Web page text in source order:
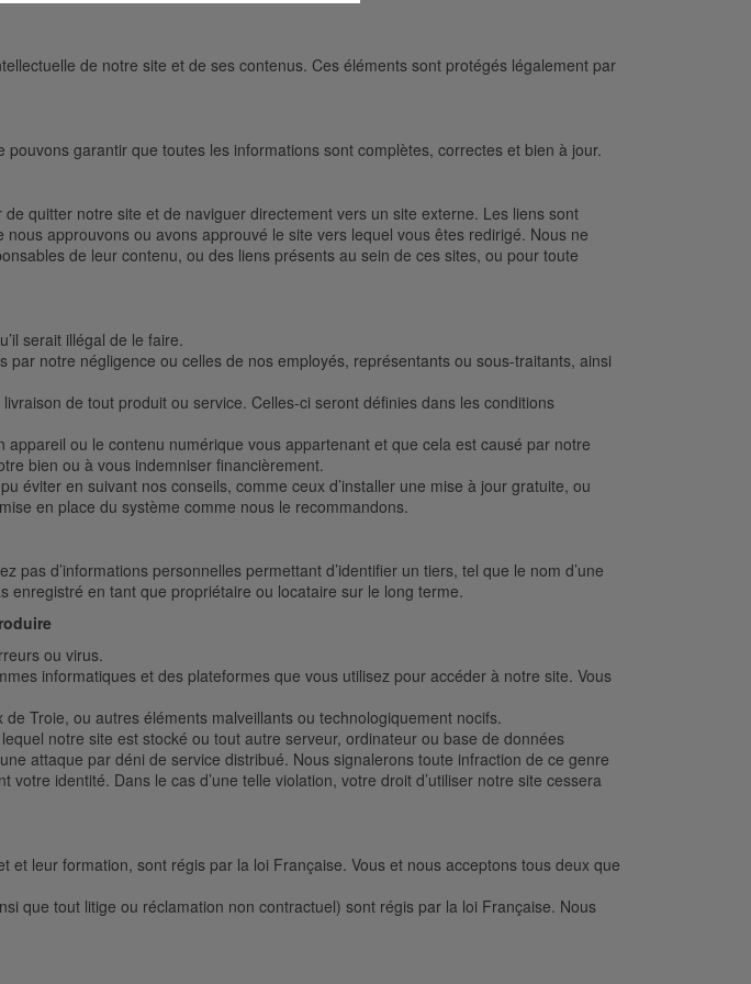
de notre site et de ses contenus. Ces éléments sont protégés légalement par
garantir que toutes les informations sont complètes, correctes et bien à jour.
quitter notre site et de naviguer directement vers un site externe. Les liens sont
approuvons ou avons approuvé le site vers lequel vous êtes redirigé. Nous ne
de leur contenu, ou des liens présents au sein de ces sites, ou pour toute
serait illégal de le faire.
notre négligence ou celles de nos employés, représentants ou sous-traitants, ainsi
de tout produit ou service. Celles-ci seront définies dans les conditions
ou le contenu numérique vous appartenant et que cela est causé par notre
bien ou à vous indemniser financièrement.
éviter en suivant nos conseils, comme ceux d’installer une mise à jour gratuite, ou
en place du système comme nous le recommandons.
d’informations personnelles permettant d’identifier un tiers, tel que le nom d’une
enregistré en tant que propriétaire ou locataire sur le long terme.
ou virus.
informatiques et des plateformes que vous utilisez pour accéder à notre site. Vous
Troie, ou autres éléments malveillants ou technologiquement nocifs.
notre site est stocké ou tout autre serveur, ordinateur ou base de données
attaque par déni de service distribué. Nous signalerons toute infraction de ce genre
identité. Dans le cas d’une telle violation, votre droit d’utiliser notre site cessera
leur formation, sont régis par la loi Française. Vous et nous acceptons tous deux que
que tout litige ou réclamation non contractuel) sont régis par la loi Française. Nous